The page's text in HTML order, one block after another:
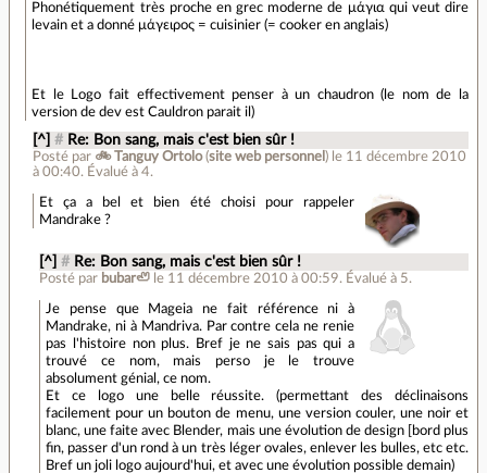
Phonétiquement très proche en grec moderne de μάγια qui veut dire
levain et a donné μάγειρος = cuisinier (= cooker en anglais)
Et le Logo fait effectivement penser à un chaudron (le nom de la
version de dev est Cauldron parait il)
[^] # Re: Bon sang, mais c'est bien sûr !
Posté par 🚲 Tanguy Ortolo(site web personnel ) le 11 décembre 2010
à 00:40. Évalué à 4.
Et ça a bel et bien été choisi pour rappeler
Mandrake ?
[^] # Re: Bon sang, mais c'est bien sûr !
Posté par bubar🦥 le 11 décembre 2010 à 00:59. Évalué à 5.
Je pense que Mageia ne fait référence ni à
Mandrake, ni à Mandriva. Par contre cela ne renie
pas l'histoire non plus. Bref je ne sais pas qui a
trouvé ce nom, mais perso je le trouve
absolument génial, ce nom.
Et ce logo une belle réussite. (permettant des déclinaisons
facilement pour un bouton de menu, une version couler, une noir et
blanc, une faite avec Blender, mais une évolution de design [bord plus
fin, passer d'un rond à un très léger ovales, enlever les bulles, etc etc.
Bref un joli logo aujourd'hui, et avec une évolution possible demain)